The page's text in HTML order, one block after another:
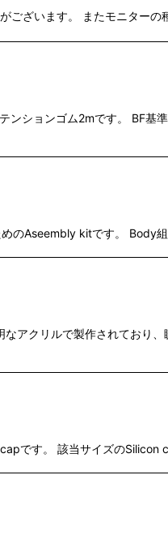
ございます。 またモニター
ンションゴム2mです。 BF
のAseembly kitです。 Body
アクリルで製作されており
です。 該当サイズのSilicon